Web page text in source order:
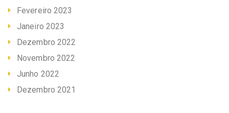
Fevereiro 2023
Janeiro 2023
Dezembro 2022
Novembro 2022
Junho 2022
Dezembro 2021